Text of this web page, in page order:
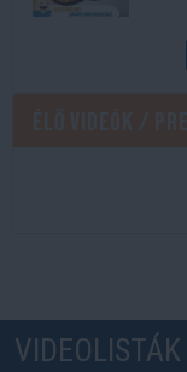
VIDEOLISTÁK